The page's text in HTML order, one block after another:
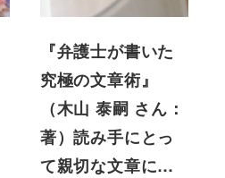
『弁護士が書いた
究極の文章術』
（木山 泰嗣 さん：
著）読み手にとっ
て親切な文章に…